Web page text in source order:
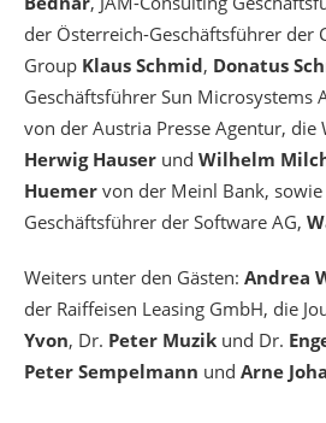
der Österreich-Geschäftsführer der
Group Klaus Schmid, Donatus
Geschäftsführer Sun Microsystems
von der Austria Presse Agentur, die
Herwig Hauser und Wilhelm
Huemer von der Meinl Bank,
Geschäftsführer der Software AG,
Weiters unter den Gästen: Andrea
der Raiffeisen Leasing GmbH, die
Yvon, Dr. Peter Muzik und Dr.
Peter Sempelmann und Arne